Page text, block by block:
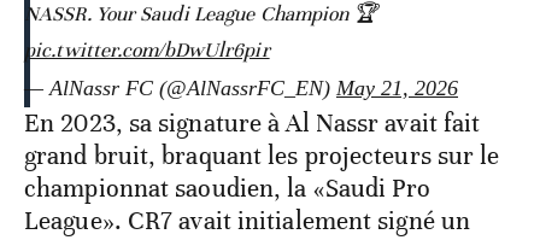
NASSR. Your Saudi League Champion 🏆
pic.twitter.com/bDwUlr6pir
— AlNassr FC (@AlNassrFC_EN) May 21, 2026
En 2023, sa signature à Al Nassr avait fait
grand bruit, braquant les projecteurs sur le
championnat saoudien, la «Saudi Pro
League». CR7 avait initialement signé un